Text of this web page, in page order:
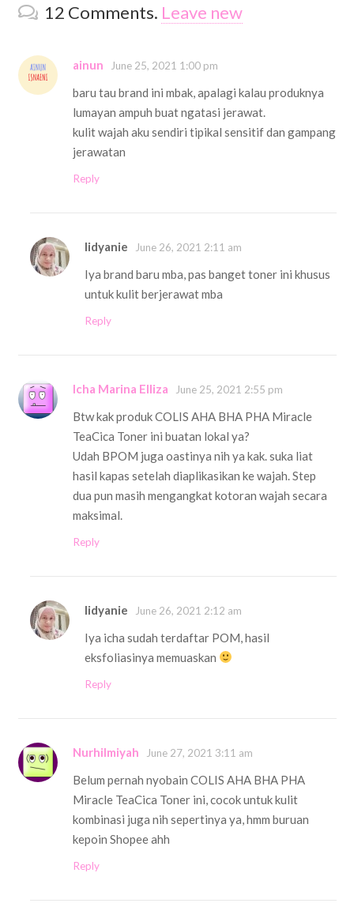
12 Comments. Leave new
ainun June 25, 2021 1:00 pm
baru tau brand ini mbak, apalagi kalau produknya
lumayan ampuh buat ngatasi jerawat.
kulit wajah aku sendiri tipikal sensitif dan gampang
jerawatan
Reply
Iidyanie June 26, 2021 2:11 am
Iya brand baru mba, pas banget toner ini khusus
untuk kulit berjerawat mba
Reply
Icha Marina Elliza June 25, 2021 2:55 pm
Btw kak produk COLIS AHA BHA PHA Miracle
TeaCica Toner ini buatan lokal ya?
Udah BPOM juga oastinya nih ya kak. suka liat
hasil kapas setelah diaplikasikan ke wajah. Step
dua pun masih mengangkat kotoran wajah secara
maksimal.
Reply
Iidyanie June 26, 2021 2:12 am
Iya icha sudah terdaftar POM, hasil
eksfoliasinya memuaskan
Reply
Nurhilmiyah June 27, 2021 3:11 am
Belum pernah nyobain COLIS AHA BHA PHA
Miracle TeaCica Toner ini, cocok untuk kulit
kombinasi juga nih sepertinya ya, hmm buruan
kepoin Shopee ahh
Reply